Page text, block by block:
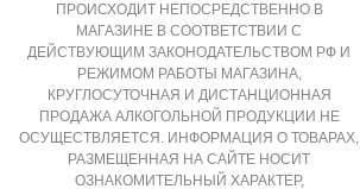
ПРОИСХОДИТ НЕПОСРЕДСТВЕННО В
МАГАЗИНЕ В СООТВЕТСТВИИ С
ДЕЙСТВУЮЩИМ ЗАКОНОДАТЕЛЬСТВОМ РФ И
РЕЖИМОМ РАБОТЫ МАГАЗИНА,
КРУГЛОСУТОЧНАЯ И ДИСТАНЦИОННАЯ
ПРОДАЖА АЛКОГОЛЬНОЙ ПРОДУКЦИИ НЕ
ОСУЩЕСТВЛЯЕТСЯ. ИНФОРМАЦИЯ О ТОВАРАХ,
РАЗМЕЩЕННАЯ НА САЙТЕ НОСИТ
ОЗНАКОМИТЕЛЬНЫЙ ХАРАКТЕР,